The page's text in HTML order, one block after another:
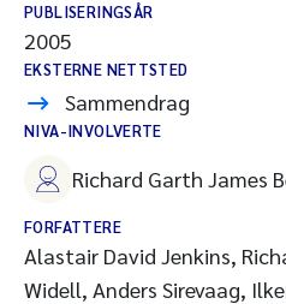
PUBLISERINGSÅR
2005
EKSTERNE NETTSTED
Sammendrag
NIVA-INVOLVERTE
Richard Garth James
FORFATTERE
Alastair David Jenkins,
Widell, Anders Sirevaag,